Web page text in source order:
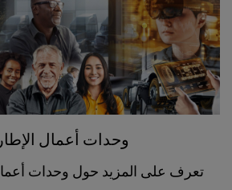
وحدات أعمال
تعرف على المزيد حول وحدات أعمال